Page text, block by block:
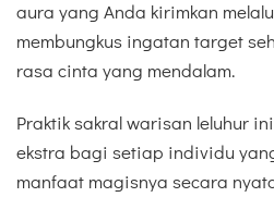
aura yang Anda kirimkan
membungkus ingatan target
rasa cinta yang mendalam.
Praktik sakral warisan leluhur
ekstra bagi setiap individu
manfaat magisnya secara